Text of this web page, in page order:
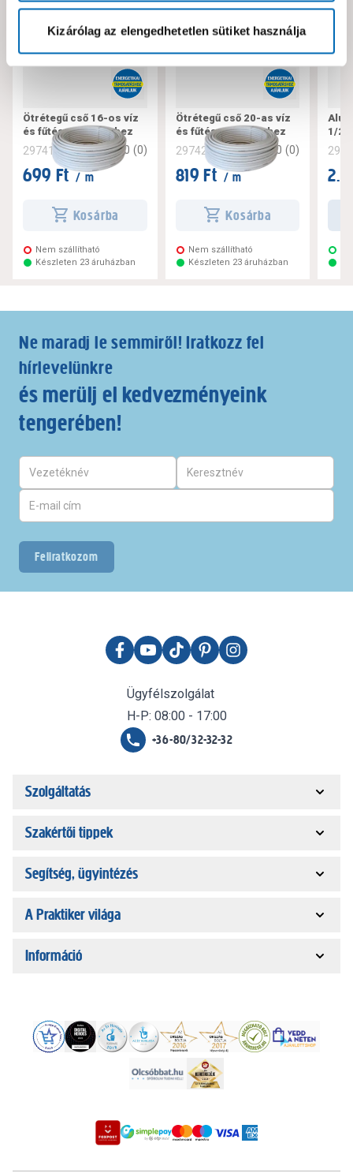
Kizárólag az elengedhetetlen sütiket használja
Ötrétegű cső 16-os víz
és fűtés-szereléshez
297418 0 (0)
699 Ft / m
Kosárba
Nem szállítható
Készleten 23 áruházban
Ötrétegű cső 20-as víz
és fűtés-szereléshez
297421 0 (0)
819 Ft / m
Kosárba
Nem szállítható
Készleten 23 áruházban
1/2"
Ne maradj le semmiről! Iratkozz fel
hírlevelünkre
és merülj el kedvezményeink
tengerében!
Feliratkozom
Ügyfélszolgálat
H-P: 08:00 - 17:00
+36-80/32-32-32
Szolgáltatás
Szakértői tippek
Segítség, ügyintézés
A Praktiker világa
Információ